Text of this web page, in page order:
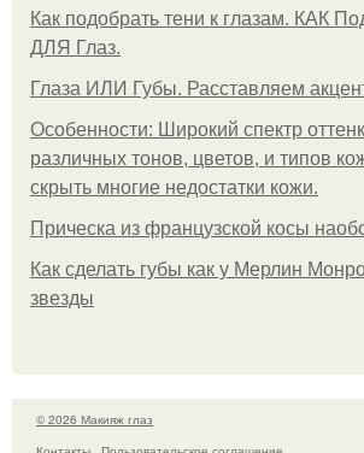
Как подобрать тени к глазам. КАК
ДЛЯ Глаз.
Глаза ИЛИ Губы. Расставляем
Особенности: Широкий спектр
различных тонов, цветов, и типов
скрыть многие недостатки кожи.
Прическа из французской косы
Как сделать губы как у Мерлин
звезды
© 2026 Макияж глаз